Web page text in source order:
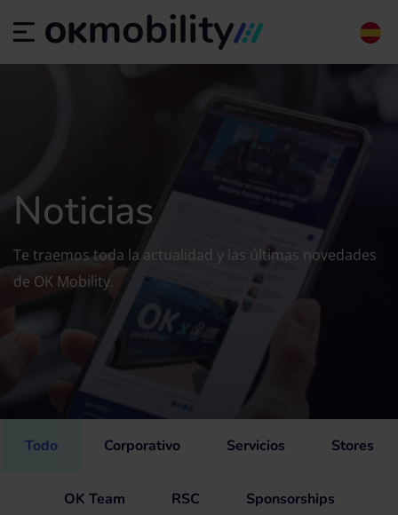
Noticias
Te traemos toda la actualidad y las últimas novedades
de OK Mobility.
Todo Corporativo Servicios Stores
OK Team RSC Sponsorships